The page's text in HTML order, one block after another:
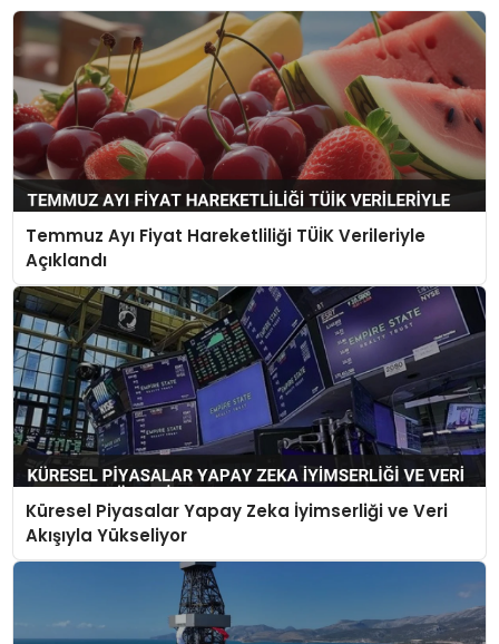
Temmuz Ayı Fiyat Hareketliliği TÜİK Verileriyle
Açıklandı
Küresel Piyasalar Yapay Zeka İyimserliği ve Veri
Akışıyla Yükseliyor